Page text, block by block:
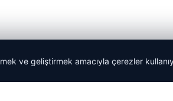
ve geliştirmek amacıyla çerezler